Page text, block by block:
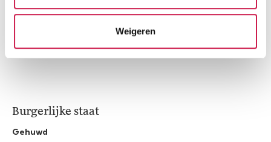
Weigeren
Cijfers voor de wijk
Burgerlijke staat
Gehuwd